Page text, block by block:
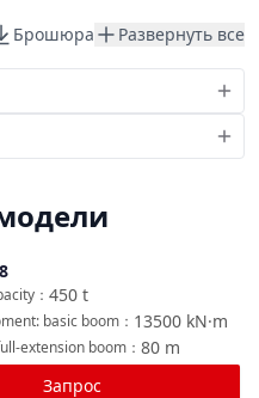
Брошюра Развернуть все
450 t
：
13500 kN·m
basic boom ：
80 m
extension boom ：
Запрос